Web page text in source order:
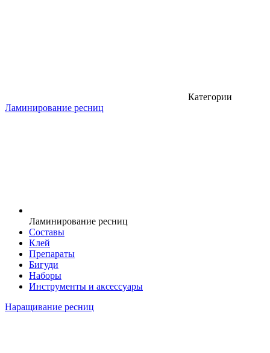
Категории
Ламинирование ресниц
Ламинирование ресниц
Составы
Клей
Препараты
Бигуди
Наборы
Инструменты и аксессуары
Наращивание ресниц